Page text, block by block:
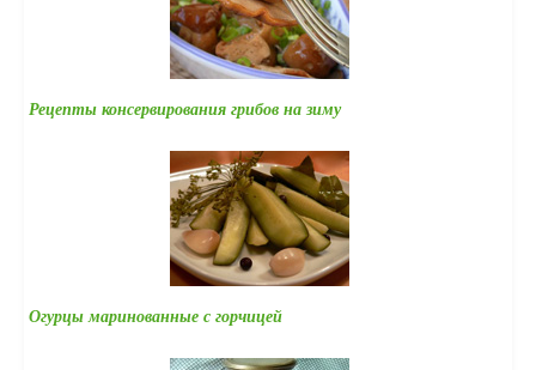
Рецепты консервирования грибов на зиму
Огурцы маринованные с горчицей